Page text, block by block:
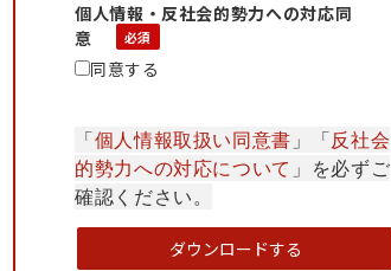
個人情報・反社会的勢力への対応同
意
同意する
「個人情報取扱い同意書 」「反社会
的勢力への対応について 」を必ずご
確認ください。